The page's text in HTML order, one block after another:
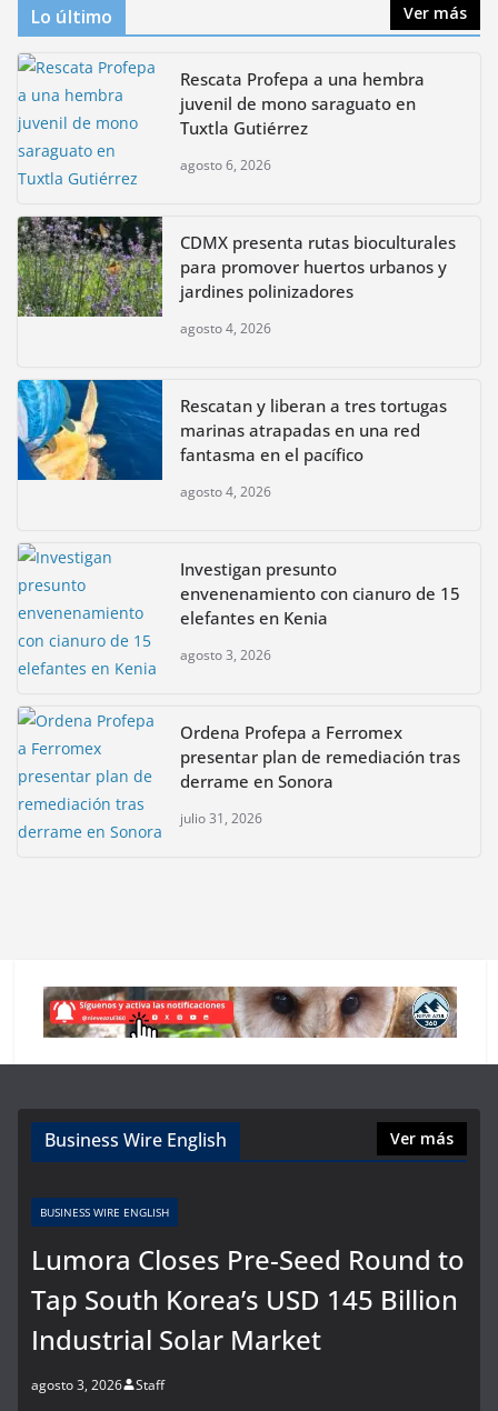
Lo último Ver más
Rescata Profepa a una hembra
juvenil de mono saraguato en
Tuxtla Gutiérrez
agosto 6, 2026
CDMX presenta rutas bioculturales
para promover huertos urbanos y
jardines polinizadores
agosto 4, 2026
Rescatan y liberan a tres tortugas
marinas atrapadas en una red
fantasma en el pacífico
agosto 4, 2026
Investigan presunto
envenenamiento con cianuro de 15
elefantes en Kenia
agosto 3, 2026
Ordena Profepa a Ferromex
presentar plan de remediación tras
derrame en Sonora
julio 31, 2026
Business Wire English Ver más
BUSINESS WIRE ENGLISH
Lumora Closes Pre-Seed Round to
Tap South Korea’s USD 145 Billion
Industrial Solar Market
agosto 3, 2026 Staff